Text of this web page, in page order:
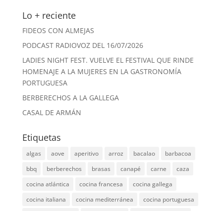
Lo + reciente
FIDEOS CON ALMEJAS
PODCAST RADIOVOZ DEL 16/07/2026
LADIES NIGHT FEST. VUELVE EL FESTIVAL QUE RINDE
HOMENAJE A LA MUJERES EN LA GASTRONOMÍA
PORTUGUESA
BERBERECHOS A LA GALLEGA
CASAL DE ARMÁN
Etiquetas
algas aove aperitivo arroz bacalao
barbacoa
bbq
berberechos brasas canapé carne
caza
cocina atlántica
cocina francesa
cocina gallega
cocina italiana
cocina mediterránea
cocina portuguesa